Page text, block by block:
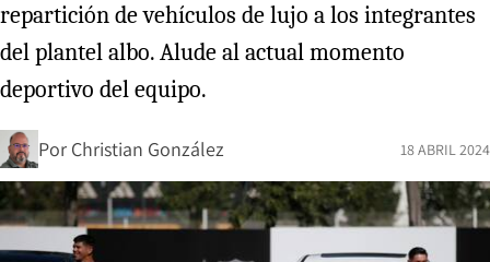
repartición de vehículos de lujo a los integrantes
del plantel albo. Alude al actual momento
deportivo del equipo.
Por Christian González 18 ABRIL 2024